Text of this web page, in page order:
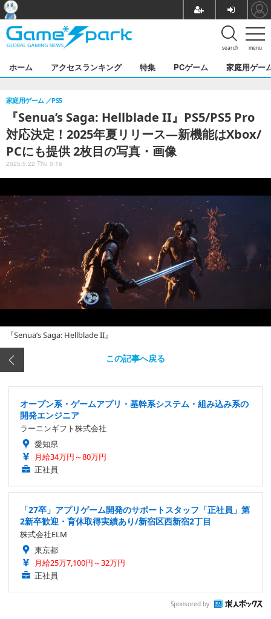
menu
search
ホーム アクセスランキング 特集 PCゲーム 家庭用ゲー
『Senua’s Saga: Hellblade II』PS5/PS5 Pro
対応決定！2025年夏リリース―新機能はXbox/
PCにも提供 2枚目の写真・画像
家庭用ゲーム PS5
2025.5.22 Thu 0:16
『Senua’s Saga: Hellblade II』
この記事へ戻る
オープン系・ゲームアプリ・基幹系システム・組み込み系の
開発エンジニア
ラーニンギフト株式会社
愛知県
月給34万円～80万円
正社員
「27卒」アプリゲーム開発のサポートスタッフ「正社員」第
2新卒歓迎・育休取得実績あり/新宿区西新宿2丁目
株式会社ELM
東京都
月給25万7,100円～32万円
正社員
Sponsored by